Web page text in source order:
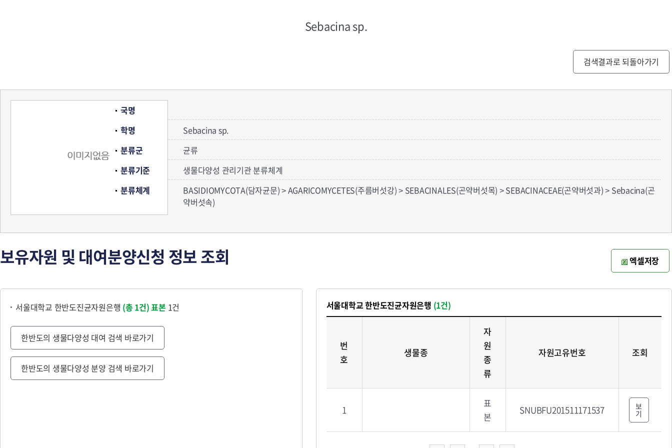
Sebacina sp.
검색결과로 되돌아가기
국명
학명
Sebacina sp.
분류군
균류
분류기준
생물다양성 관리기관 분류체계
분류체계
BASIDIOMYCOTA(담자균문) > AGARICOMYCETES(주름버섯강) > SEBACINALES(곤약버섯목) > SEBACINACEAE(곤약버섯과) > Sebacina(곤
약버섯속)
보유자원 및 대여분양신청 정보 조회 엑셀저장
서울대학교 한반도진균자원은행 (총 1건)표본 1건
한반도의 생물다양성 대여 검색 바로가기
한반도의 생물다양성 분양 검색 바로가기
서울대학교 한반도진균자원은행 (1건)
번
호
생물종
자
원
종
류
자원고유번호 조회
1
표
본
SNUBFU201511171537 보
기